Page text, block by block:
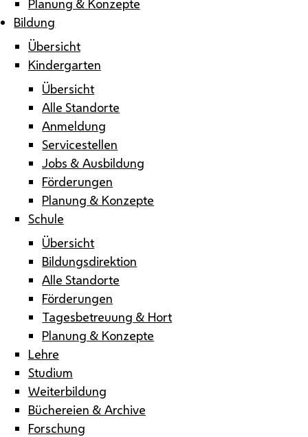
Bildung
Übersicht
Kindergarten
Übersicht
Alle Standorte
Anmeldung
Servicestellen
Jobs & Ausbildung
Förderungen
Planung & Konzepte
Schule
Übersicht
Bildungsdirektion
Alle Standorte
Förderungen
Tagesbetreuung & Hort
Planung & Konzepte
Lehre
Studium
Weiterbildung
Büchereien & Archive
Forschung